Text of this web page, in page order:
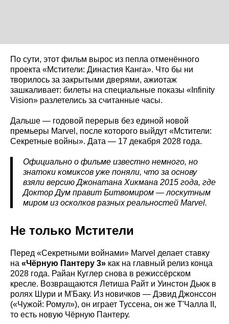
По сути, этот фильм вырос из пепла отменённого
проекта «Мстители: Династия Канга». Что бы ни
творилось за закрытыми дверями, ажиотаж
зашкаливает: билеты на специальные показы «Infinity
Vision» разлетелись за считанные часы.
Дальше — годовой перерыв без единой новой
премьеры Marvel, после которого выйдут «Мстители:
Секретные войны». Дата — 17 декабря 2028 года.
Официально о фильме известно немного, но
знатоки комиксов уже поняли, что за основу
взяли версию Джонатана Хикмана 2015 года, где
Доктор Дум правит Битвомиром — лоскутным
миром из осколков разных реальностей Marvel.
Не только Мстители
Перед «Секретными войнами» Marvel делает ставку
на «Чёрную Пантеру 3» как на главный релиз конца
2028 года. Райан Куглер снова в режиссёрском
кресле. Возвращаются Летиша Райт и Уинстон Дьюк в
ролях Шури и М'Баку. Из новичков — Дэвид Джонссон
(«Чужой: Ромул»), он играет Туссена, он же Т'Чалла II,
то есть новую Чёрную Пантеру.